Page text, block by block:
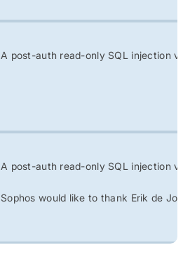
A post-auth read-only SQL injection
A post-auth read-only SQL injection
Sophos would like to thank Erik de